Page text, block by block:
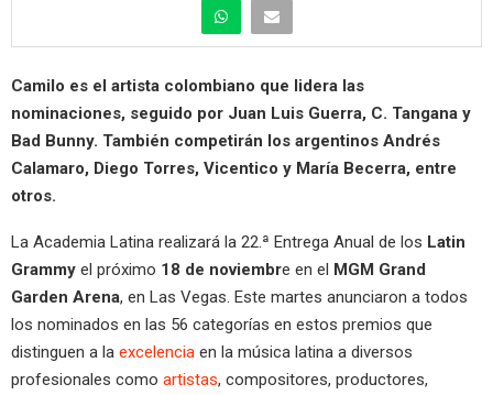
Camilo es el artista colombiano que lidera las
nominaciones, seguido por Juan Luis Guerra, C. Tangana y
Bad Bunny. También competirán los argentinos Andrés
Calamaro, Diego Torres, Vicentico y María Becerra, entre
otros.
La Academia Latina realizará la 22.ª Entrega Anual de los Latin
Grammy el próximo 18 de noviembre en el MGM Grand
Garden Arena, en Las Vegas. Este martes anunciaron a todos
los nominados en las 56 categorías en estos premios que
distinguen a la excelencia en la música latina a diversos
profesionales como artistas, compositores, productores,